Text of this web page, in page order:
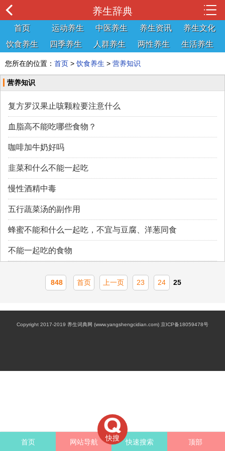
养生辞典
首页 运动养生 中医养生 养生资讯
养生文化
饮食养生
四季养生 人群养生 两性养生 生活养生
您所在的位置： 首页 > 饮食养生 > 营养知识
营养知识
复方罗汉果止咳颗粒要注意什么
血脂高不能吃哪些食物？
咖啡加牛奶好吗
韭菜和什么不能一起吃
慢性酒精中毒
五行蔬菜汤的副作用
蜂蜜不能和什么一起吃，不宜与豆腐、洋葱同食
不能一起吃的食物
848 首页 上一页 23 24 25
快搜
首页 网站导航 快速搜索 顶部
Copyright 2017-2019 养生词典网 (www.yangshengcidian.com) 京ICP备18059478号